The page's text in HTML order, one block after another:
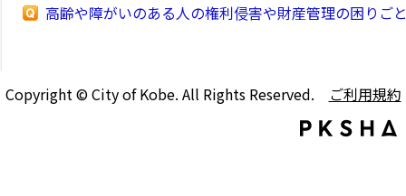
高齢や障がいのある人の権利侵害や財産管理の困りご
Copyright © City of Kobe. All Rights Reserved. ご利用規約